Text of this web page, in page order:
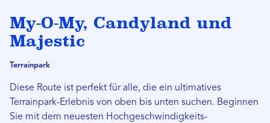
My-O-My, Candyland und
Majestic
Terrainpark
Diese Route ist perfekt für alle, die ein ultimatives
Terrainpark-Erlebnis von oben bis unten suchen. Beginnen
Sie mit dem neuesten Hochgeschwindigkeits-